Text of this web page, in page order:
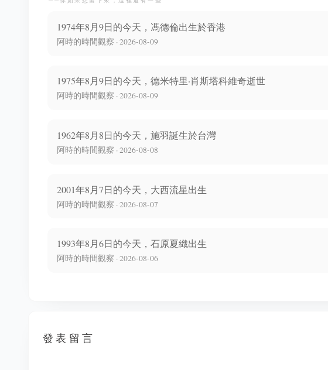
1974年8月9日的今天，馮德倫出生於香港
阿時的時間觀察 · 2026-08-09
1975年8月9日的今天，德米特里·肖斯塔科維奇逝世
阿時的時間觀察 · 2026-08-09
1962年8月8日的今天，施羽誕生於台灣
阿時的時間觀察 · 2026-08-08
2001年8月7日的今天，大西流星出生
阿時的時間觀察 · 2026-08-07
1993年8月6日的今天，石原夏織出生
阿時的時間觀察 · 2026-08-06
發表留言